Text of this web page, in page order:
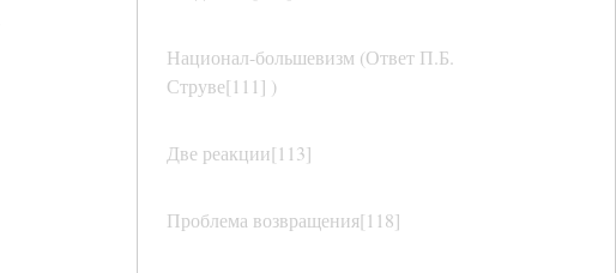
Национал-большевизм (Ответ П.Б.
Струве[111] )
Две реакции[113]
Проблема возвращения[118]